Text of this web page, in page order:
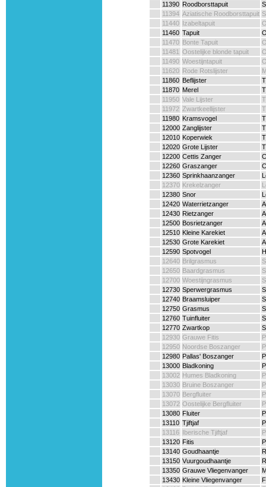
11390 Roodborsttapuit
11394 Aziatische Roodborsttapuit
11440 Izabeltapuit
11460 Tapuit
11470 Bonte Tapuit
11481 Oostelijke blonde tapuit
11490 Woestijntapuit
11620 Rode Rotslijster
11860 Beflijster
11870 Merel
11950 Vale Lijster
11972 Zwartkeellijster
11980 Kramsvogel
12000 Zanglijster
12010 Koperwiek
12020 Grote Lijster
12200 Cettis Zanger
12260 Graszanger
12360 Sprinkhaanzanger
12370 Krekelzanger
12380 Snor
12420 Waterrietzanger
12430 Rietzanger
12500 Bosrietzanger
12510 Kleine Karekiet
12530 Grote Karekiet
12590 Spotvogel
12640 Brilgrasmus
12650 Baardgrasmus
12700 Woestijngrasmus
12730 Sperwergrasmus
12740 Braamsluiper
12750 Grasmus
12760 Tuinfluiter
12770 Zwartkop
12930 Grauwe Fitis
12950 Noordse Boszanger
12980 Pallas' Boszanger
13000 Bladkoning
13002 Humes Bladkoning
13030 Bruine Boszanger
13070 Bergfluiter
13072 Oostelijke Bergfluiter
13080 Fluiter
13110 Tjiftjaf
13116 Iberische Tjiftjaf
13120 Fitis
13140 Goudhaantje
13150 Vuurgoudhaantje
13350 Grauwe Vliegenvanger
13430 Kleine Vliegenvanger